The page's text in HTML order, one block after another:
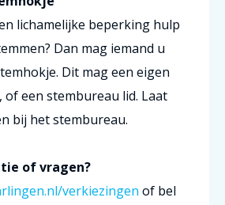
lichamelijke beperking hulp
Dan mag iemand u
Dit mag een eigen
of een stembureau lid. Laat
bij het stembureau.
of vragen?
verkiezingen of bel